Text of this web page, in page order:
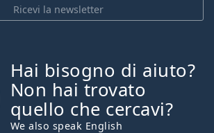
Ricevi la newsletter
Hai bisogno di aiuto?
Non hai trovato
quello che cercavi?
We also speak English